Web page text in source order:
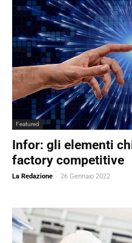
Featured
Infor: gli elementi
factory competitive
La Redazione - 26 Gennaio 2022